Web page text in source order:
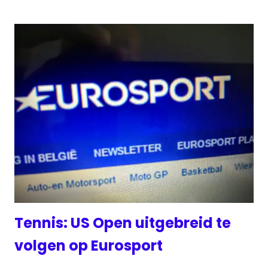
Tennis: US Open uitgebreid te
volgen op Eurosport